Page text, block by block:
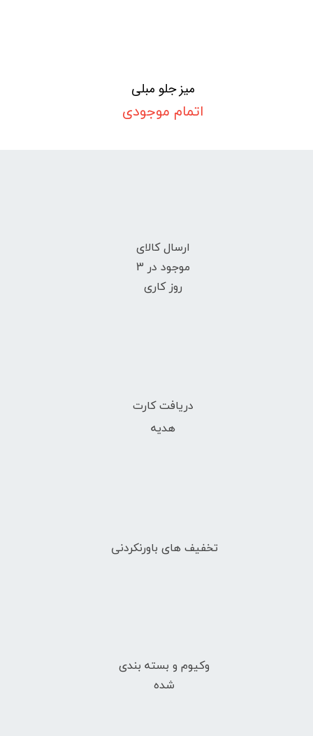
میز جلو مبلی
اتمام موجودی
ارسال کالای
موجود در 3
روز کاری
دریافت کارت
هدیه
تخفیف های باورنکردنی
وکیوم و بسته بندی
شده